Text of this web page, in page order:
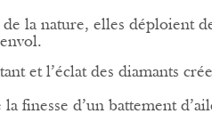
la nature, elles déploient
et l’éclat des diamants
finesse d’un battement